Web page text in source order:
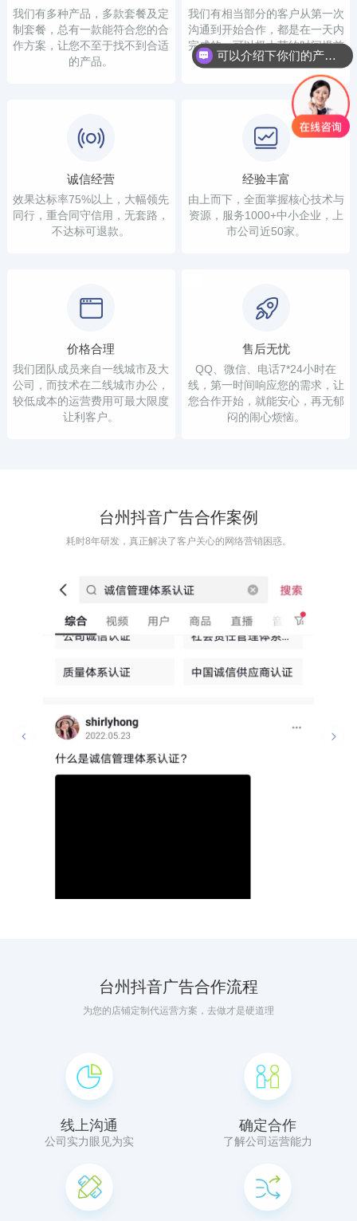
我们有多种产品，多款套餐及定
制套餐，总有一款能符合您的合
作方案，让您不至于找不到合适
的产品。
我们有相当部分的客户从第一次
沟通到开始合作，都是在一天内
完成的，可以极大节约时间提前
看到结果。
诚信经营
效果达标率75%以上，大幅领先
同行，重合同守信用，无套路，
不达标可退款。
经验丰富
由上而下，全面掌握核心技术与
资源，服务1000+中小企业，上
市公司近50家。
价格合理
我们团队成员来自一线城市及大
公司，而技术在二线城市办公，
较低成本的运营费用可最大限度
让利客户。
售后无忧
QQ、微信、电话7*24小时在
线，第一时间响应您的需求，让
您合作开始，就能安心，再无郁
闷的闹心烦恼。
台州抖音广告合作案例
耗时8年研发，真正解决了客户关心的网络营销困惑。
台州抖音广告合作流程
为您的店铺定制代运营方案，去做才是硬道理
线上沟通
公司实力眼见为实
确定合作
了解公司运营能力
可以介绍下你们的产品么？